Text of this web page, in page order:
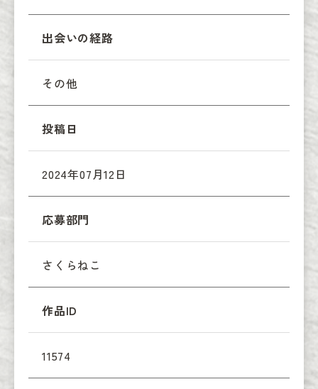
出会いの経路
その他
投稿日
2024年07月12日
応募部門
さくらねこ
作品ID
11574